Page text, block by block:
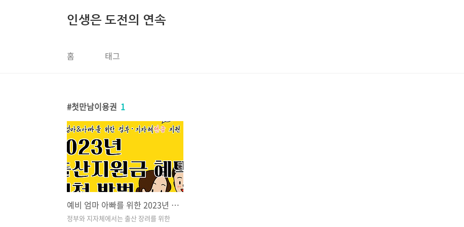
인생은 도전의 연속
홈 태그
첫만남이용권 1
예비 엄마 아빠를 위한 2023년 출산지원금 혜택, 신청 방법
정부와 지자체에서는 출산 장려를 위한